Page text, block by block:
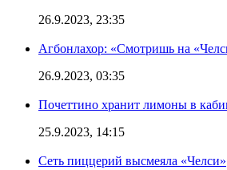
26.9.2023, 23:35
Агбонлахор: «Смотришь на
26.9.2023, 03:35
Почеттино хранит лимоны в
25.9.2023, 14:15
Сеть пиццерий высмеяла «Челси»